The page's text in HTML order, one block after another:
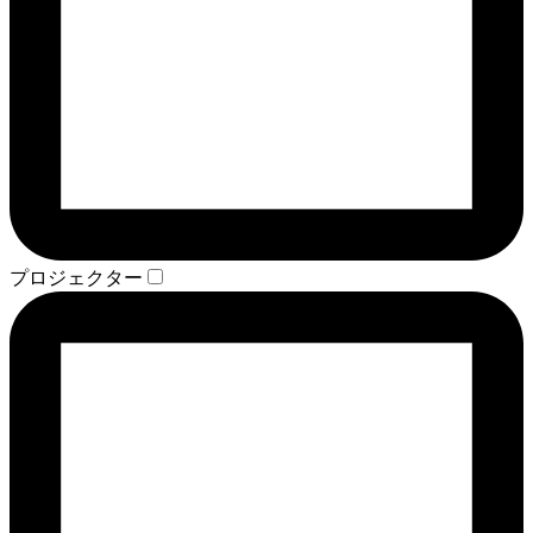
プロジェクター